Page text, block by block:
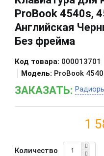
ProBook 4540s,
Английская
Без фрейма
Код товара: 000013701
Модель: ProBook
ЗАКАЗАТЬ:
1
Количество